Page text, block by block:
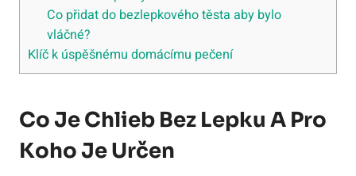
Co přidat do bezlepkového těsta aby bylo
vláčné?
Klíč k úspěšnému domácímu pečení
Co Je Chlieb Bez Lepku A Pro
Koho Je Určen